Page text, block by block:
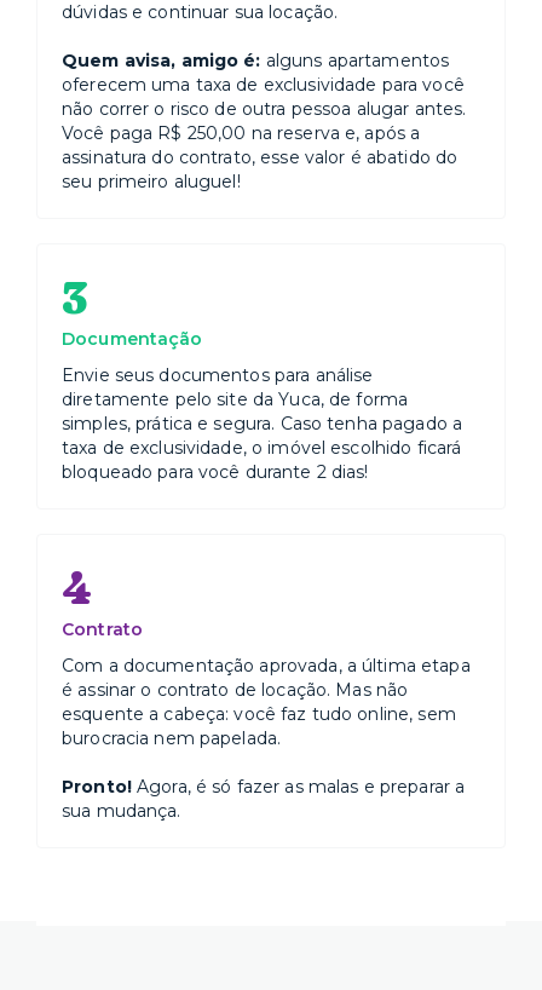
dúvidas e continuar sua locação.
Quem avisa, amigo é: alguns apartamentos
oferecem uma taxa de exclusividade para você
não correr o risco de outra pessoa alugar antes.
Você paga R$ 250,00 na reserva e, após a
assinatura do contrato, esse valor é abatido do
seu primeiro aluguel!
3
Documentação
Envie seus documentos para análise
diretamente pelo site da Yuca, de forma
simples, prática e segura. Caso tenha pagado a
taxa de exclusividade, o imóvel escolhido ficará
bloqueado para você durante 2 dias!
4
Contrato
Com a documentação aprovada, a última etapa
é assinar o contrato de locação. Mas não
esquente a cabeça: você faz tudo online, sem
burocracia nem papelada.
Pronto!Agora, é só fazer as malas e preparar a
sua mudança.